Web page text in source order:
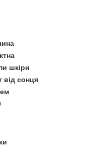
шкіри
від сонця